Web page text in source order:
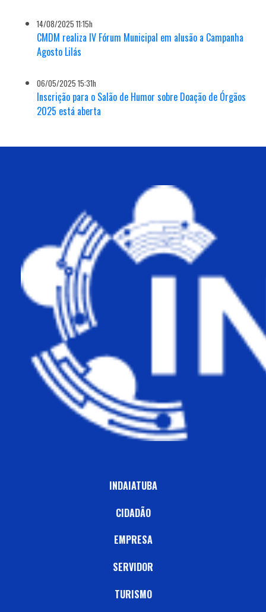
14/08/2025 11:15h
CMDM realiza IV Fórum Municipal em alusão a Campanha
Agosto Lilás
06/05/2025 15:31h
Inscrição para o Salão de Humor sobre Doação de Órgãos
2025 está aberta
INDAIATUBA
CIDADÃO
EMPRESA
SERVIDOR
TURISMO